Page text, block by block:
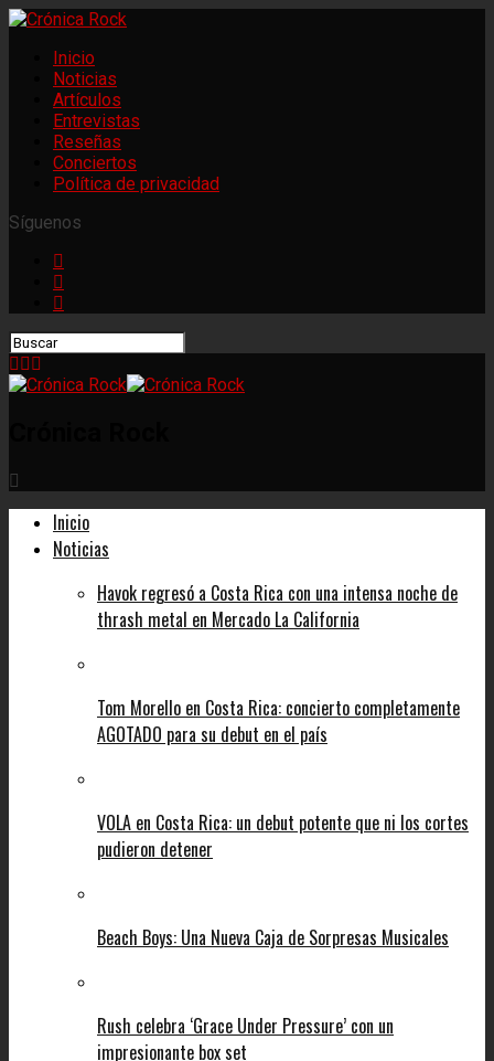
Inicio
Noticias
Artículos
Entrevistas
Reseñas
Conciertos
Política de privacidad
Síguenos
Inicio
Noticias
Havok regresó a Costa Rica con una intensa noche de
thrash metal en Mercado La California
Tom Morello en Costa Rica: concierto completamente
AGOTADO para su debut en el país
VOLA en Costa Rica: un debut potente que ni los cortes
pudieron detener
Beach Boys: Una Nueva Caja de Sorpresas Musicales
Rush celebra ‘Grace Under Pressure’ con un
impresionante box set